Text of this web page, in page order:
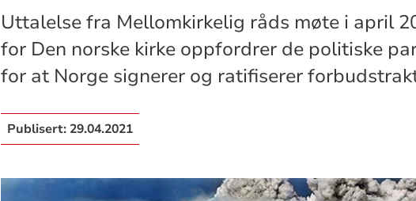
Uttalelse fra Mellomkirkelig råds møte i april
for Den norske kirke oppfordrer de politiske
for at Norge signerer og ratifiserer
Publisert: 29.04.2021